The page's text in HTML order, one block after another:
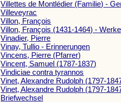
Villettes de Montlédier (Familie) -
Villeveyrac
Villon, François
Villon, François (1431-1464) - Werke
Vinadier, Pierre
Vinay, Tullio - Erinnerungen
Vincens, Pierre (Pfarrer)
Vincent, Samuel (1787-1837)
Vindiciae contra tyrannos
Vinet, Alexandre Rudolph (1797-
Vinet, Alexandre Rudolph (1797-
Briefwechsel